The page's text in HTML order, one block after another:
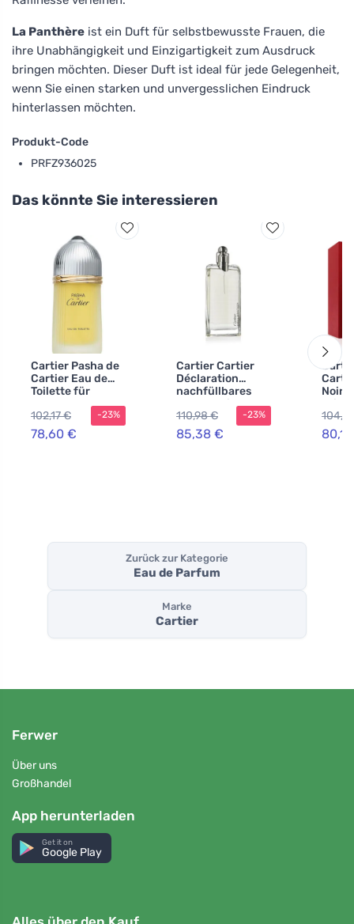
La Panthère ist ein Duft für selbstbewusste Frauen, die
ihre Unabhängigkeit und Einzigartigkeit zum Ausdruck
bringen möchten. Dieser Duft ist ideal für jede Gelegenheit,
wenn Sie einen starken und unvergesslichen Eindruck
hinterlassen möchten.
Produkt-Code
PRFZ936025
Das könnte Sie interessieren
Cartier Pasha de
Cartier Eau de
Toilette für
Herren 100 ml
102,17 €
78,60 €
-23%
Cartier Cartier
Déclaration
nachfüllbares
Eau de Toilette
für Herren
110,98 €
85,38 €
-23%
Noire
Zurück zur Kategorie
Eau de Parfum
Marke
Cartier
Ferwer
Über uns
Großhandel
App herunterladen
Get it on
Google Play